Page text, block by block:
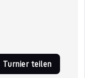
Turnier teilen